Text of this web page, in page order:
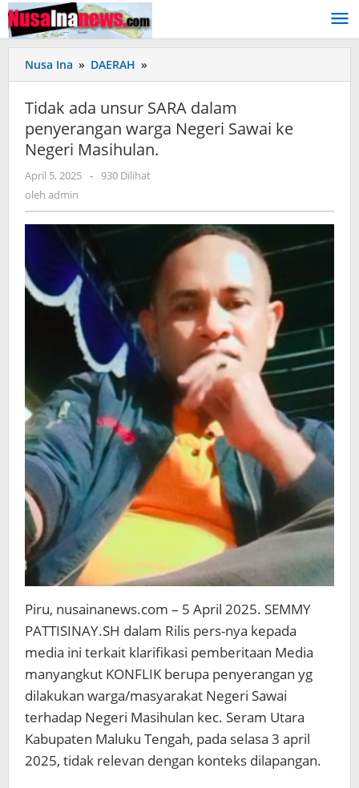
Lewati
ke
konten
Nusa Ina » DAERAH »
ada
SARA
dalam
penyerangan
Negeri
ke
Masihulan.
Tidak ada unsur SARA dalam
penyerangan warga Negeri Sawai ke
Negeri Masihulan.
April 5, 2025 oleh
- 930 Dilihat
oleh admin
Piru, nusainanews.com – 5 April 2025. SEMMY
PATTISINAY.SH dalam Rilis pers-nya kepada
media ini terkait klarifikasi pemberitaan Media
manyangkut KONFLIK berupa penyerangan yg
dilakukan warga/masyarakat Negeri Sawai
terhadap Negeri Masihulan kec. Seram Utara
Kabupaten Maluku Tengah, pada selasa 3 april
2025, tidak relevan dengan konteks dilapangan.